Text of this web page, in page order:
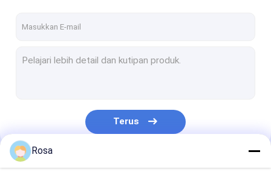
Terus
Kategori Kami
Rosa